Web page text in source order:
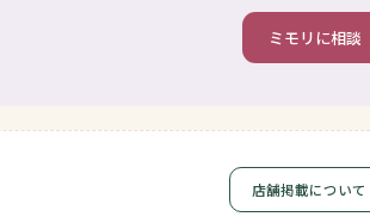
ミモリに相談
店舗掲載について